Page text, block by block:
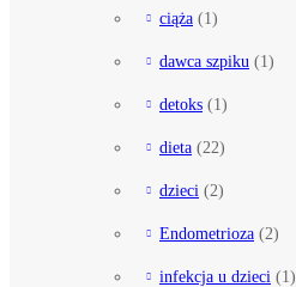
ciąża (1)
dawca szpiku (1)
detoks (1)
dieta (22)
dzieci (2)
Endometrioza (2)
infekcja u dzieci (1)